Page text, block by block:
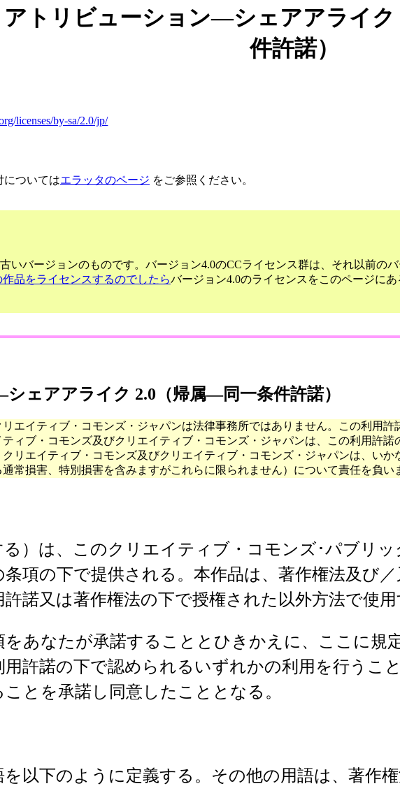
アトリビューション―シェアアライ
件許諾）
licenses/by-sa/2.0/jp/
についてはエラッタのページ をご参照ください。
いバージョンのものです。バージョン4.0のCCライセンス群は、それ以前の
作品をライセンスするのでしたらバージョン4.0のライセンスをこのページに
ェアアライク 2.0（帰属―同一条件許諾）
エイティブ・コモンズ・ジャパンは法律事務所ではありません。この利用
ィブ・コモンズ及びクリエイティブ・コモンズ・ジャパンは、この利用許
リエイティブ・コモンズ及びクリエイティブ・コモンズ・ジャパンは、い
常損害、特別損害を含みますがこれらに限られません）について責任を負い
）は、このクリエイティブ・コモンズ･パブリ
項の下で提供される。本作品は、著作権法及び
諾又は著作権法の下で授権された以外方法で使用
あなたが承諾することとひきかえに、ここに規
許諾の下で認められるいずれかの利用を行うこ
ことを承諾し同意したこととなる。
以下のように定義する。その他の用語は、著作